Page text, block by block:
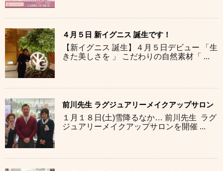
４月５日 新イグニス 誕生です！
【新イグニス 誕生】４月５日デビュー 「生
きた美しさを 」 こだわりの自然素材「 ...
前川先生 ラグジュアリーメイクアップサロン
１月１８日(土)雪降るなか… 前川先生 ラグ
ジュアリーメイクアップサロンを開催 ...